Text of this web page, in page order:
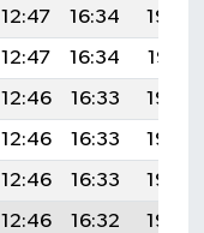
12:47 16:34
19:48
12:47 16:34
19:47
12:46 16:33
19:46
12:46 16:33
19:45
12:46 16:33
19:44
12:46 16:32
19:43